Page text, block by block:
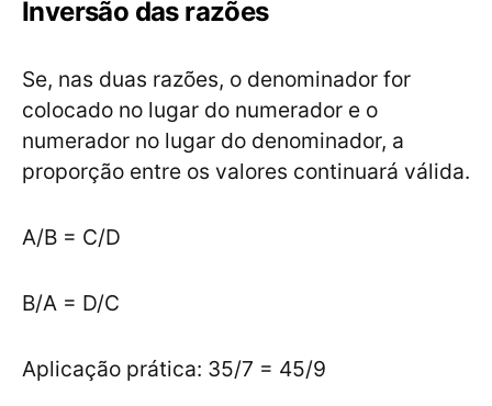
Inversão das razões
Se, nas duas razões, o denominador for
colocado no lugar do numerador e o
numerador no lugar do denominador, a
proporção entre os valores continuará válida.
A/B = C/D
B/A = D/C
Aplicação prática: 35/7 = 45/9